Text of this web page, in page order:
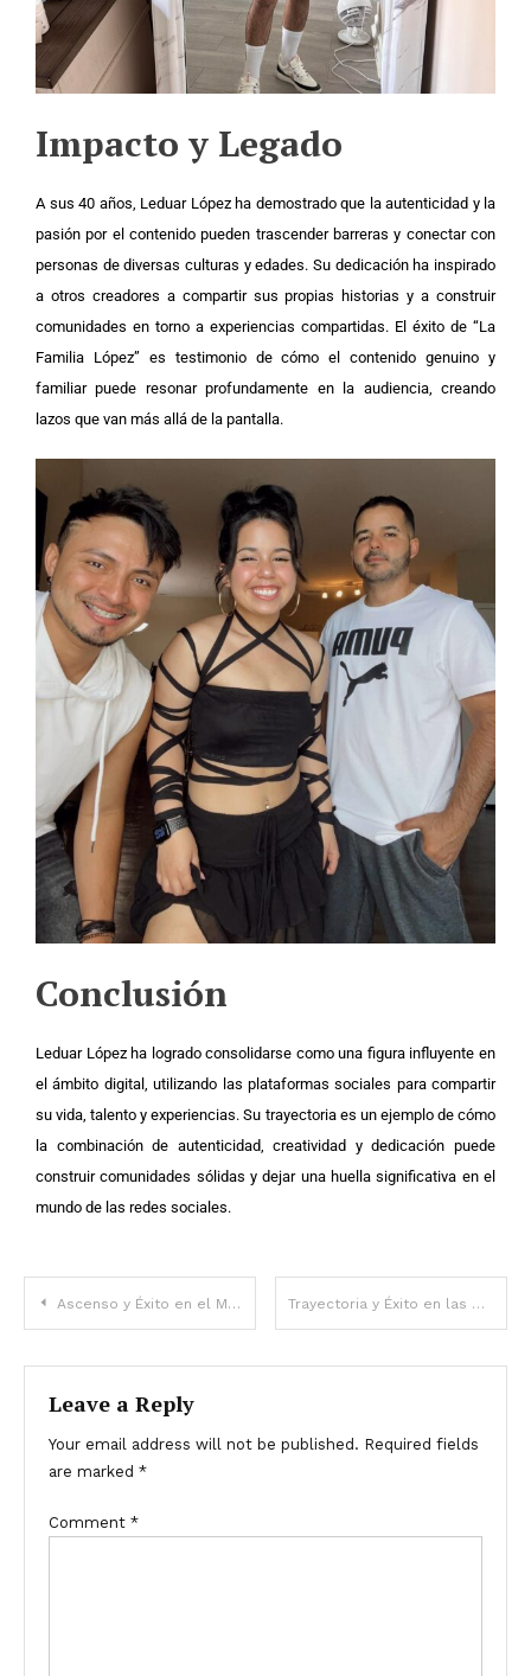
Impacto y Legado
A sus 40 años, Leduar López ha demostrado que la autenticidad y la
pasión por el contenido pueden trascender barreras y conectar con
personas de diversas culturas y edades. Su dedicación ha inspirado
a otros creadores a compartir sus propias historias y a construir
comunidades en torno a experiencias compartidas. El éxito de “La
Familia López” es testimonio de cómo el contenido genuino y
familiar puede resonar profundamente en la audiencia, creando
lazos que van más allá de la pantalla.
Conclusión
Leduar López ha logrado consolidarse como una figura influyente en
el ámbito digital, utilizando las plataformas sociales para compartir
su vida, talento y experiencias. Su trayectoria es un ejemplo de cómo
la combinación de autenticidad, creatividad y dedicación puede
construir comunidades sólidas y dejar una huella significativa en el
mundo de las redes sociales.
Ascenso y Éxito en el Mundo Digital Trayectoria y Éxito en las Redes Sociales
Leave a Reply
Your email address will not be published. Required fields
are marked *
Comment *